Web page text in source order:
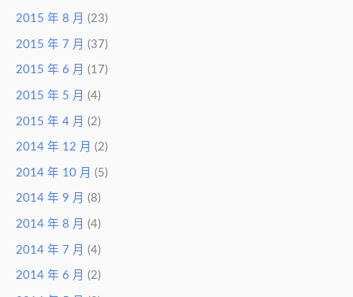
2015 年 8 月 (23)
2015 年 7 月 (37)
2015 年 6 月 (17)
2015 年 5 月 (4)
2015 年 4 月 (2)
2014 年 12 月 (2)
2014 年 10 月 (5)
2014 年 9 月 (8)
2014 年 8 月 (4)
2014 年 7 月 (4)
2014 年 6 月 (2)